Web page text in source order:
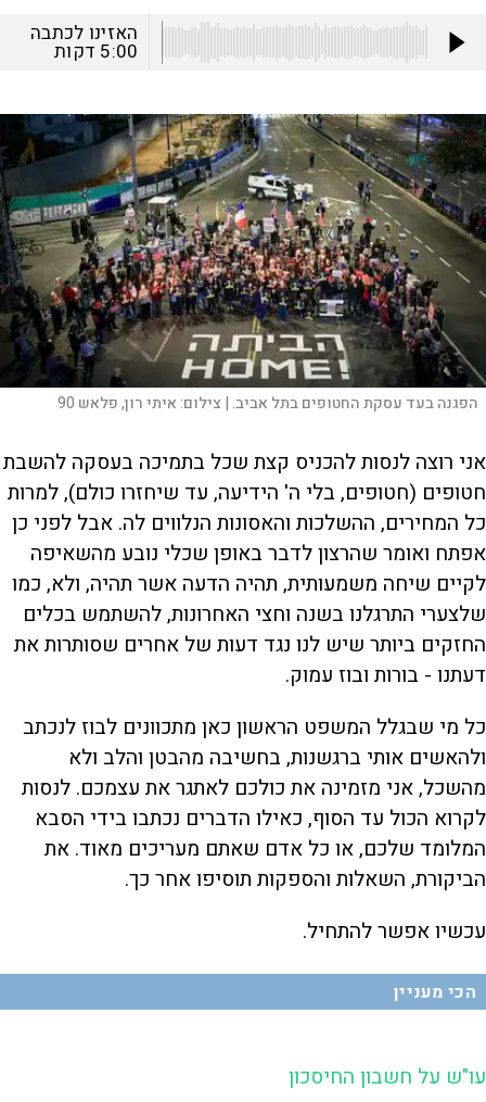
האזינו לכתבה
5:00 דקות
הפגנה בעד עסקת החטופים בתל אביב. | צילום:איתי רון, פלאש 90
אני רוצה לנסות להכניס קצת שכל בתמיכה בעסקה להשבת
חטופים (חטופים, בלי ה' הידיעה, עד שיחזרו כולם), למרות
כל המחירים, ההשלכות והאסונות הנלווים לה. אבל לפני כן
אפתח ואומר שהרצון לדבר באופן שכלי נובע מהשאיפה
לקיים שיחה משמעותית, תהיה הדעה אשר תהיה, ולא, כמו
שלצערי התרגלנו בשנה וחצי האחרונות, להשתמש בכלים
החזקים ביותר שיש לנו נגד דעות של אחרים שסותרות את
דעתנו - בורות ובוז עמוק.
כל מי שבגלל המשפט הראשון כאן מתכוונים לבוז לנכתב
ולהאשים אותי ברגשנות, בחשיבה מהבטן והלב ולא
מהשכל, אני מזמינה את כולכם לאתגר את עצמכם. לנסות
לקרוא הכול עד הסוף, כאילו הדברים נכתבו בידי הסבא
המלומד שלכם, או כל אדם שאתם מעריכים מאוד. את
הביקורת, השאלות והספקות תוסיפו אחר כך.
עכשיו אפשר להתחיל.
הכי מעניין
עו"ש על חשבון החיסכון